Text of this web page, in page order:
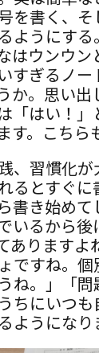
を書く、そ
ようにす
はウンウン
すぎるノー
か。思い出
「はい！」
す。こちら
、習慣化
るとすぐに
書き始めて
いるから後
ありますよ
ですね。
ね。」「問
ちにいつも
ようになり